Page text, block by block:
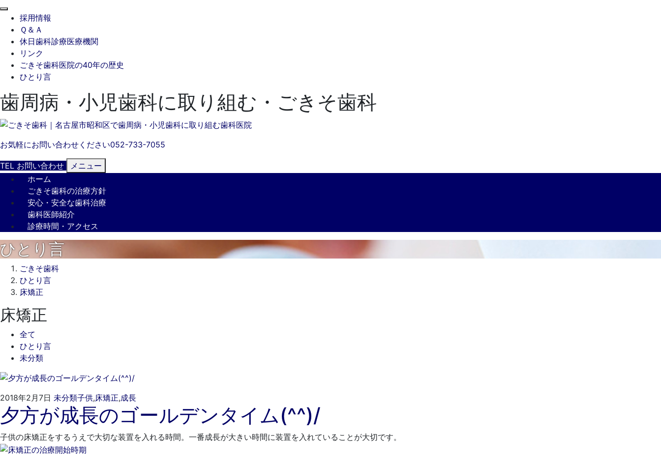
採用情報
Ｑ＆Ａ
休日歯科診療医療機関
リンク
ごきそ歯科医院の40年の歴史
ひとり言
歯周病・小児歯科に取り組む・ごきそ歯科
お気軽にお問い合わせください052-733-7055
TEL お問い合わせ
メニュー
ホーム
ごきそ歯科の治療方針
安心・安全な歯科治療
歯科医師紹介
診療時間・アクセス
ひとり言
ごきそ歯科
ひとり言
床矯正
床矯正
全て
ひとり言
未分類
2018年2月7日 未分類子供,床矯正,成長2022
年
月
15
ご
き
歯
科
夕方が成長のゴールデンタイム(^^)/
子供の床矯正をするうえで大切な装置を入れる時間。一番成長が大きい時間に装置を入れていることが大切です。